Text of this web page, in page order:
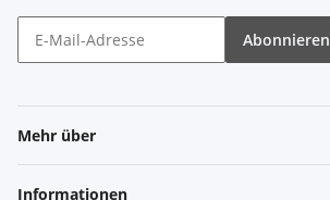
Abonnieren
Mehr über
Informationen